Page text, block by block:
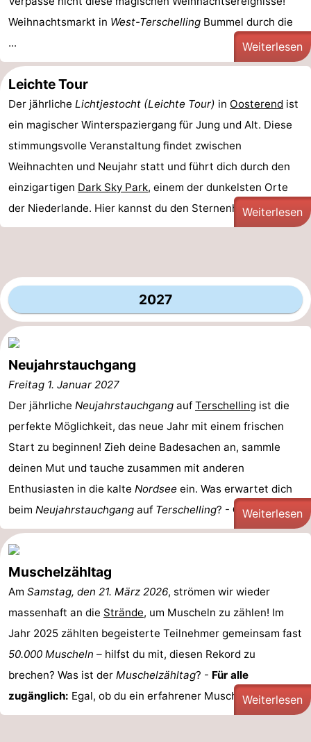
Weihnachtsmarkt in West-Terschelling Bummel durch die
...
Weiterlesen
Leichte Tour
Der jährliche Lichtjestocht (Leichte Tour) in Oosterend ist
ein magischer Winterspaziergang für Jung und Alt. Diese
stimmungsvolle Veranstaltung findet zwischen
Weihnachten und Neujahr statt und führt dich durch den
einzigartigen Dark Sky Park, einem der dunkelsten Orte
der Niederlande. Hier kannst du den Sternenhimmel ...
Weiterlesen
2027
Neujahrstauchgang
Freitag 1. Januar 2027
Der jährliche Neujahrstauchgang auf Terschelling ist die
perfekte Möglichkeit, das neue Jahr mit einem frischen
Start zu beginnen! Zieh deine Badesachen an, sammle
deinen Mut und tauche zusammen mit anderen
Enthusiasten in die kalte Nordsee ein. Was erwartet dich
beim Neujahrstauchgang auf Terschelling? - Ort:Der ...
Weiterlesen
Muschelzähltag
Am Samstag, den 21. März 2026, strömen wir wieder
massenhaft an die Strände, um Muscheln zu zählen! Im
Jahr 2025 zählten begeisterte Teilnehmer gemeinsam fast
50.000 Muscheln – hilfst du mit, diesen Rekord zu
brechen? Was ist der Muschelzähltag? - Für alle
zugänglich: Egal, ob du ein erfahrener Muschelexperte ...
Weiterlesen